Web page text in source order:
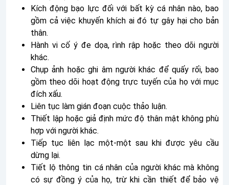
Kích động bạo lực đối với bất kỳ cá nhân nào, bao
gồm cả việc khuyến khích ai đó tự gây hại cho bản
thân.
Hành vi cố ý đe dọa, rình rập hoặc theo dõi người
khác.
Chụp ảnh hoặc ghi âm người khác để quấy rối, bao
gồm theo dõi hoạt động trực tuyến của họ với mục
đích xấu.
Liên tục làm gián đoạn cuộc thảo luận.
Thiết lập hoặc giả định mức độ thân mật không phù
hợp với người khác.
Tiếp tục liên lạc một-một sau khi được yêu cầu
dừng lại.
Tiết lộ thông tin cá nhân của người khác mà không
có sự đồng ý của họ, trừ khi cần thiết để bảo vệ